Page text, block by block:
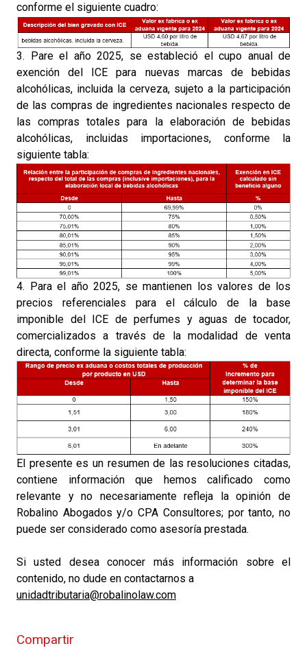
conforme el siguiente cuadro:
3. Pare el año 2025, se estableció el cupo anual de
exención del ICE para nuevas marcas de bebidas
alcohólicas, incluida la cerveza, sujeto a la participación
de las compras de ingredientes nacionales respecto de
las compras totales para la elaboración de bebidas
alcohólicas, incluidas importaciones, conforme la
siguiente tabla:
4. Para el año 2025, se mantienen los valores de los
precios referenciales para el cálculo de la base
imponible del ICE de perfumes y aguas de tocador,
comercializados a través de la modalidad de venta
directa, conforme la siguiente tabla:
El presente es un resumen de las resoluciones citadas,
contiene información que hemos calificado como
relevante y no necesariamente refleja la opinión de
Robalino Abogados y/o CPA Consultores; por tanto, no
puede ser considerado como asesoría prestada.
Si usted desea conocer más información sobre el
contenido, no dude en contactarnos a
unidadtributaria@robalinolaw.com
Compartir